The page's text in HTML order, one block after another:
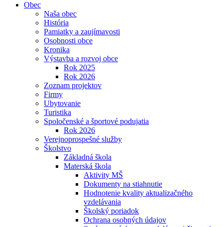
Obec
Naša obec
História
Pamiatky a zaujímavosti
Osobnosti obce
Kronika
Výstavba a rozvoj obce
Rok 2025
Rok 2026
Zoznam projektov
Firmy
Ubytovanie
Turistika
Spoločenské a športové podujatia
Rok 2026
Verejnoprospešné služby
Školstvo
Základná škola
Materská škola
Aktivity MŠ
Dokumenty na stiahnutie
Hodnotenie kvality aktualizačného
vzdelávania
Školský poriadok
Ochrana osobných údajov